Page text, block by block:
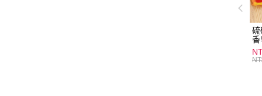
硫
香
護